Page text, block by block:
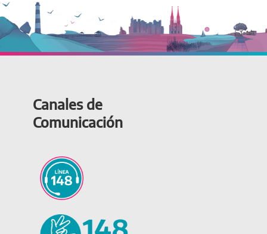
Canales de
Comunicación